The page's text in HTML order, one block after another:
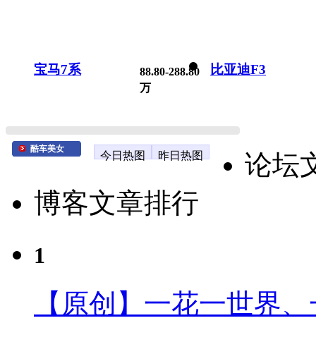
宝马7系
88.80-288.80
万
比亚迪F3
酷车美女
今日热图 昨日热图
论坛
博客文章排行
1
【原创】一花一世界